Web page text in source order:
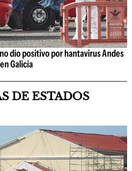
dio positivo por hantavirus Andes
Galicia
DE ESTADOS